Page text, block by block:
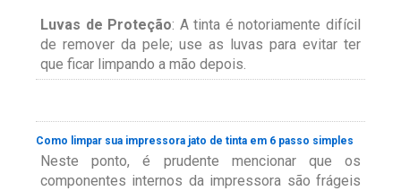
Luvas de Proteção: A tinta é notoriamente difícil
de remover da pele; use as luvas para evitar ter
que ficar limpando a mão depois.
Como limpar sua impressora jato de tinta em 6 passo simples
Neste ponto, é prudente mencionar que os
componentes internos da impressora são frágeis